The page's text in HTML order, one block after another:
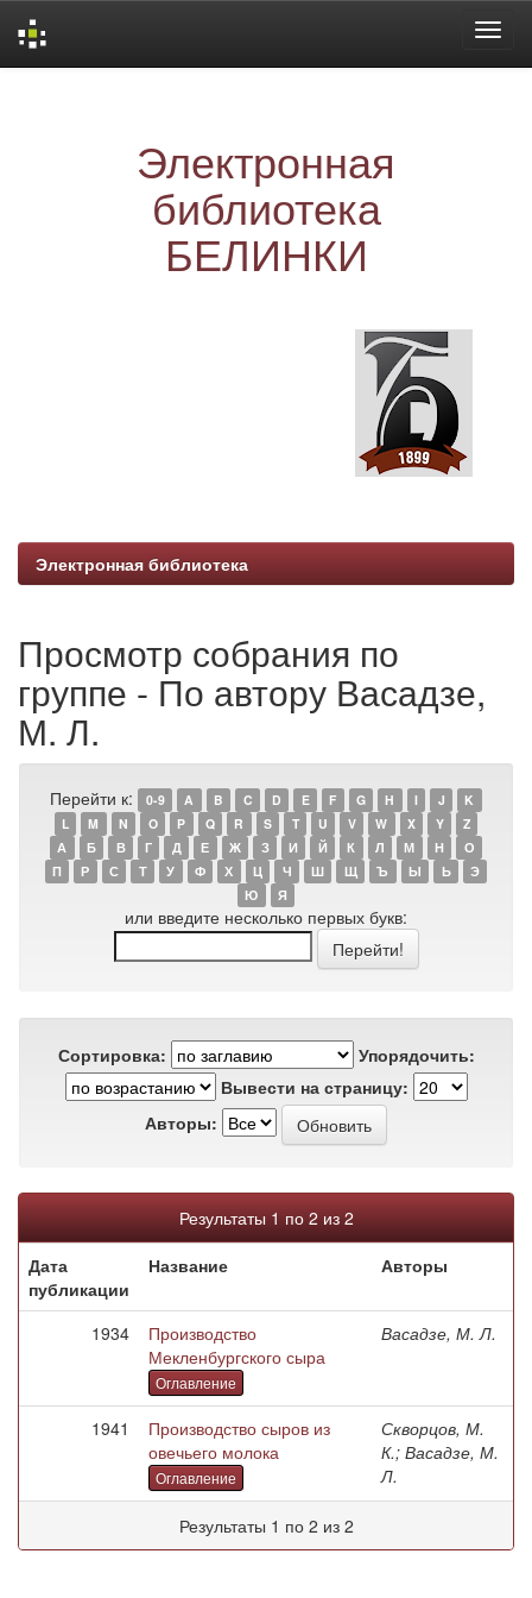
Электронная
библиотека
БЕЛИНКИ
Электронная библиотека
Просмотр собрания по
группе - По автору Васадзе,
М. Л.
Перейти к: 0-9 A B C D E F G H I J
K
L
M N O P Q R S T U V W X Y
Z
А
Б В Г Д Е Ж З И Й К Л М Н
О
П
Р С Т У Ф Х Ц Ч Ш Щ Ъ Ы Ь
Э
Ю
Я
или введите несколько первых букв:
Сортировка:
Упорядочить:
Вывести на страницу:
Авторы:
Результаты 1 по 2 из 2
Дата
публикации
Название Авторы
1934
Производство
Мекленбургского сыра
Оглавление
Васадзе, М. Л.
1941
Производство сыров из
овечьего молока
Оглавление
Скворцов, М.
К.; Васадзе, М.
Л.
Результаты 1 по 2 из 2